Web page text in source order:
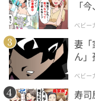
の記
「
ベビー
妻「
ん」
ベビー
寿司